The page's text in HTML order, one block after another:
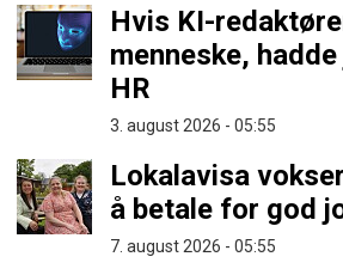
Hvis KI-
menneske,
HR
3. august 2026 - 05:55
Lokalavisa
å betale for god
7. august 2026 - 05:55